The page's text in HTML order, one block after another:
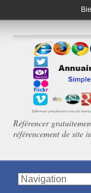
Référencer
référencement de site